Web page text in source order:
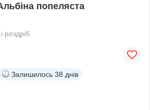
попеляста
роздріб
Залишилось 38 днів